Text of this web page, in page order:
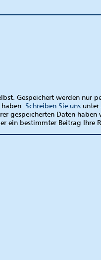
Gespeichert werden nur
Schreiben Sie uns unter
gespeicherten Daten
ein bestimmter Beitrag Ihre